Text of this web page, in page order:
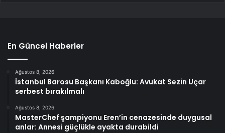
En Güncel Haberler
Ağustos 8, 2026
İstanbul Barosu Başkanı Kaboğlu: Avukat Sezin Uçar
serbest bırakılmalı
Ağustos 8, 2026
MasterChef şampiyonu Eren’in cenazesinde duygusal
anlar: Annesi güçlükle ayakta durabildi